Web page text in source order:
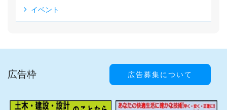
イベント
広告枠 広告募集について